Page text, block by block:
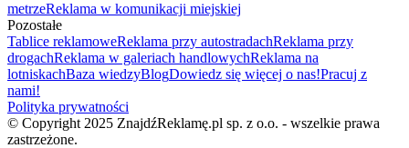
metrzeReklama w komunikacji miejskiej
Pozostałe
Tablice reklamoweReklama przy autostradachReklama przy
drogachReklama w galeriach handlowychReklama na
lotniskachBaza wiedzyBlogDowiedz się więcej o nas!Pracuj z
nami!
Polityka prywatności
© Copyright 2025 ZnajdźReklamę.pl sp. z o.o. - wszelkie prawa
zastrzeżone.